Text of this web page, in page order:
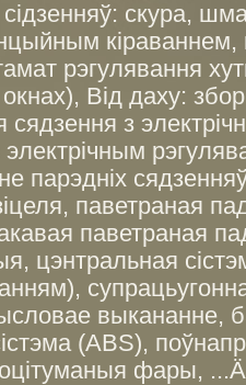
скура,
рэгулявання
Від даху:
сядзення з
парэдніх
паветраная
паветраная
цэнтральная
выкананне,
(ABS),
фары,